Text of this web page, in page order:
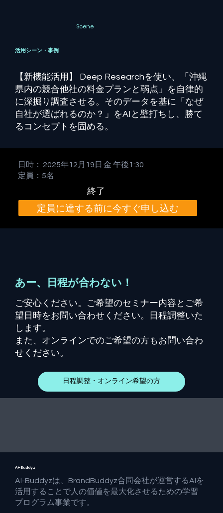
Scene
活用シーン・事例
【新機能活用】 Deep Researchを使い、「沖縄
県内の競合他社の料金プランと弱点」を自律的
に深掘り調査させる。そのデータを基に「なぜ
自社が選ばれるのか？」をAIと壁打ちし、勝て
るコンセプトを固める。
日時： 2025年12月19日 金 午後1:30
定員：5名
終了
定員に達する前に今すぐ申し込む
あー、日程が合わない！
ご安心ください。ご希望のセミナー内容とご希
望日時をお問い合わせください。日程調整いた
します。
​また、オンラインでのご希望の方もお問い合わ
せください。
日程調整・オンライン希望の方
AI-Buddyz
AI-Buddyzは、BrandBuddyz合同会社が運営するAIを
活用することで人の価値を最大化させるための学習
プログラム事業です。